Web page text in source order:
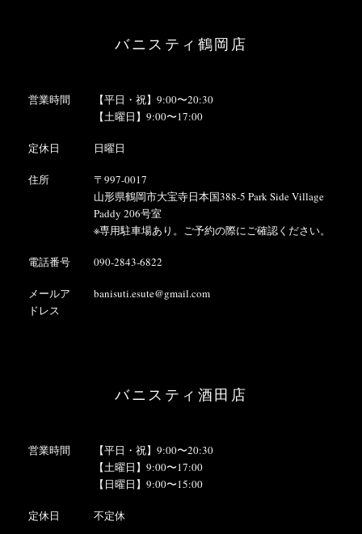
バニスティ鶴岡店
営業時間
【平日・祝】9:00〜20:30
【土曜日】9:00〜17:00
定休日 日曜日
住所
〒997-0017
山形県鶴岡市大宝寺日本国388-5 Park Side Village
Paddy 206号室
※専用駐車場あり。ご予約の際にご確認ください。
電話番号 090-2843-6822
メールア
ドレス
banisuti.esute@gmail.com
バニスティ酒田店
営業時間
【平日・祝】9:00〜20:30
【土曜日】9:00〜17:00
【日曜日】9:00〜15:00
定休日 不定休